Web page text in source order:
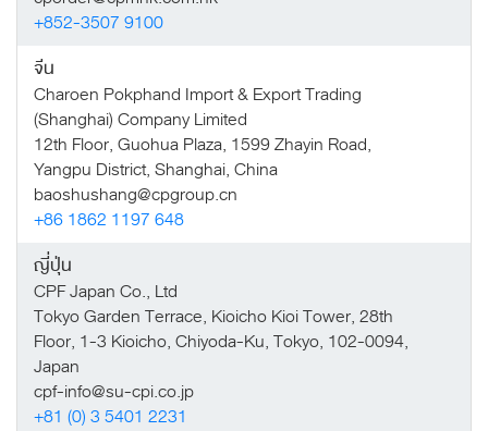
+852-3507 9100
จีน
Charoen Pokphand Import & Export Trading
(Shanghai) Company Limited
12th Floor, Guohua Plaza, 1599 Zhayin Road,
Yangpu District, Shanghai, China
baoshushang@cpgroup.cn
+86 1862 1197 648
ญี่ปุ่น
CPF Japan Co., Ltd
Tokyo Garden Terrace, Kioicho Kioi Tower, 28th
Floor, 1-3 Kioicho, Chiyoda-Ku, Tokyo, 102-0094,
Japan
cpf-info@su-cpi.co.jp
+81 (0) 3 5401 2231